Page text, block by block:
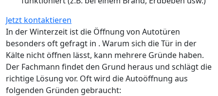
Jetzt kontaktieren
In der Winterzeit ist die Öffnung von Autotüren
besonders oft gefragt in . Warum sich die Tür in der
Kälte nicht öffnen lässt, kann mehrere Gründe haben.
Der Fachmann findet den Grund heraus und schlägt die
richtige Lösung vor. Oft wird die Autoöffnung aus
folgenden Gründen gebraucht: